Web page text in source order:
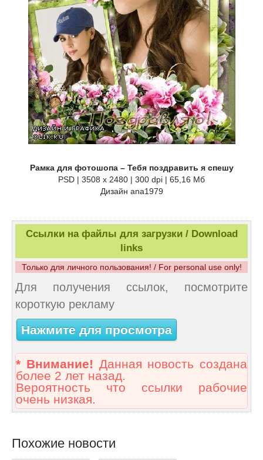
Рамка для фотошопа – Тебя поздравить я спешу
PSD | 3508 x 2480 | 300 dpi | 65,16 Мб
Дизайн аnа1979
Ссылки на файлы для загрузки / Download
links
Только для личного пользования! / For personal use only!
Для получения ссылок, посмотрите
короткую рекламу
Нажмите для просмотра
* Внимание! Данная новость создана
более 2 лет назад.
Вероятность что ссылки рабочие
очень низкая.
Похожие новости